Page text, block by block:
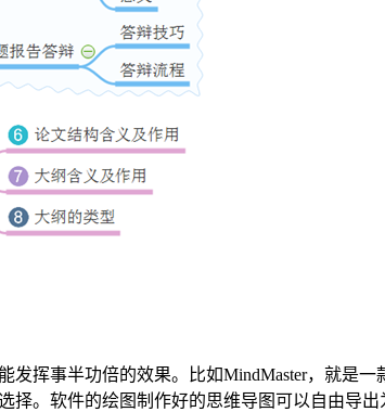
挥事半功倍的效果。比如MindMaster，就是
。软件的绘图制作好的思维导图可以自由导出